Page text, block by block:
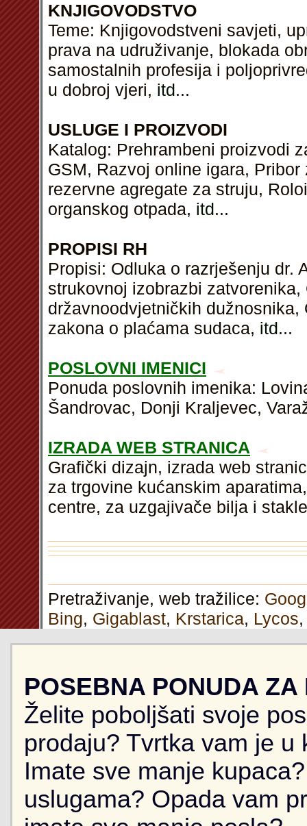
KNJIGOVODSTVO
Teme: Knjigovodstveni savjeti,
prava na udruživanje, blokada
samostalnih profesija i
u dobroj vjeri, itd...
USLUGE I PROIZVODI
Katalog: Prehrambeni proizvodi
GSM, Razvoj online igara,
rezervne agregate za struju,
organskog otpada, itd...
PROPISI RH
Propisi: Odluka o razrješenju dr.
strukovnoj izobrazbi
državnoodvjetničkih
zakona o plaćama sudaca, itd...
POSLOVNI IMENICI
Ponuda poslovnih imenika:
Šandrovac, Donji Kraljevec,
IZRADA WEB STRANICA
Grafički dizajn, izrada web
za trgovine kućanskim
centre, za uzgajivače bilja i
Pretraživanje, web tražilice:
Bing, Gigablast, Krstarica, Lycos
POSEBNA PONUDA ZA
Želite poboljšati svoje
prodaju? Tvrtka vam je
Imate sve manje
uslugama? Opada vam